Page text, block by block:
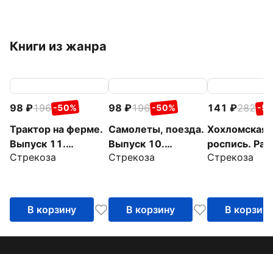
Книги из жанра
98 196 -50%
Трактор на ферме.
Выпуск 11.
Раскраска с
Стрекоза
В корзину
98 196 -50%
Самолеты, поезда.
Выпуск 10.
Раскраска с
Стрекоза
В корзину
141 282 -
Хохломская
роспись.
с
Стрекоза
В корзину